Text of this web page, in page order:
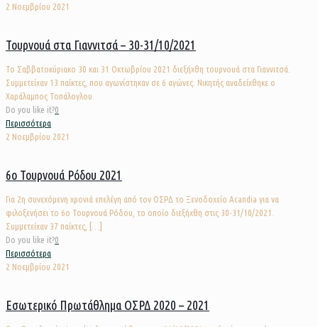
2 Νοεμβρίου 2021
Τουρνουά στα Γιαννιτσά – 30-31/10/2021
Το Σαββατοκύριακο 30 και 31 Οκτωβρίου 2021 διεξήχθη τουρνουά στα Γιαννιτσά.
Συμμετείχαν 13 παίκτες, που αγωνίστηκαν σε 6 αγώνες. Νικητής αναδείχθηκε ο
Χαράλαμπος Τοπάλογλου.
Do you like it?0
Περισσότερα
2 Νοεμβρίου 2021
6ο Τουρνουά Ρόδου 2021
Για 2η συνεχόμενη χρονιά επελέγη από τον ΟΣΡΔ το Ξενοδοχείο Acandia για να
φιλοξενήσει το 6ο Τουρνουά Ρόδου, το οποίο διεξήχθη στις 30-31/10/2021.
Συμμετείχαν 37 παίκτες, […]
Do you like it?0
Περισσότερα
2 Νοεμβρίου 2021
Εσωτερικό Πρωτάθλημα ΟΣΡΔ 2020 – 2021